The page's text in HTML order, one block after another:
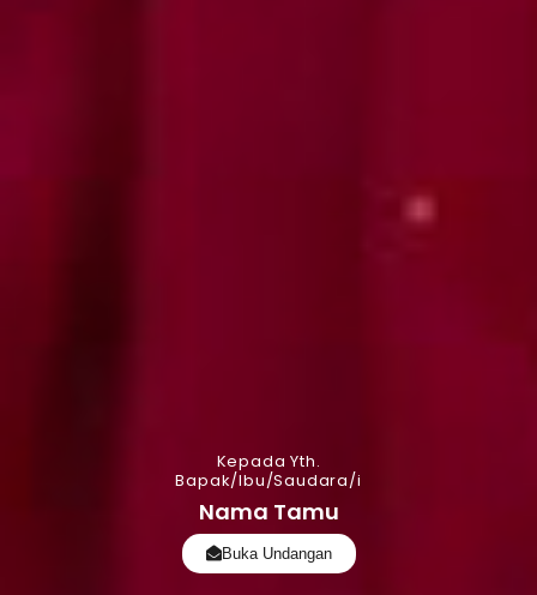
Kepada Yth.
Bapak/Ibu/Saudara/i
Nama Tamu
Buka Undangan